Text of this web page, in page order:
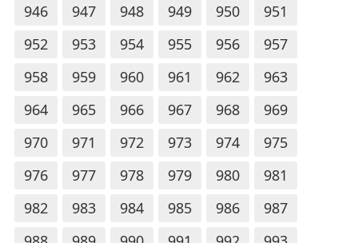
946
947 948 949 950
951
952
953 954 955 956
957
958
959 960 961 962
963
964
965 966 967 968
969
970
971 972 973 974
975
976
977 978 979 980
981
982
983 984 985 986
987